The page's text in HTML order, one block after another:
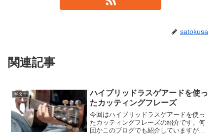
satokusa
関連記事
ギター
ハイブリッドラスゲアードを使っ
たカッティングフレーズ
今回はハイブリッドラスゲアードを使っ
たカッティングフレーズの紹介です。何
回かこのブログでも紹介していますがハ